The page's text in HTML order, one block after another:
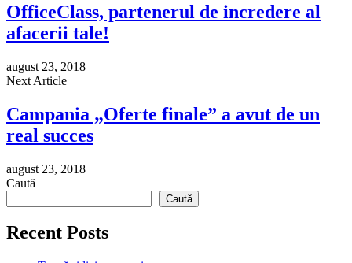
OfficeClass, partenerul de incredere al
afacerii tale!
august 23, 2018
Next Article
Campania „Oferte finale” a avut de un
real succes
august 23, 2018
Caută
Caută
Recent Posts